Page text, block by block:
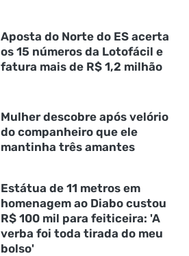
Aposta do Norte do ES acerta
os 15 números da Lotofácil e
fatura mais de R$ 1,2 milhão
Mulher descobre após velório
do companheiro que ele
mantinha três amantes
Estátua de 11 metros em
homenagem ao Diabo custou
R$ 100 mil para feiticeira: 'A
verba foi toda tirada do meu
bolso'